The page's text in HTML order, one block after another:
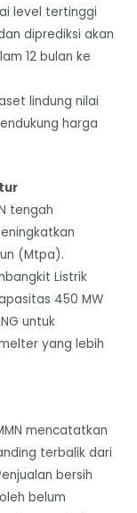
level tertinggi
diprediksi akan
12 bulan ke
lindung nilai
harga
tengah
(Mtpa).
Listrik
450 MW
untuk
yang lebih
mencatatkan
terbalik dari
bersih
belum